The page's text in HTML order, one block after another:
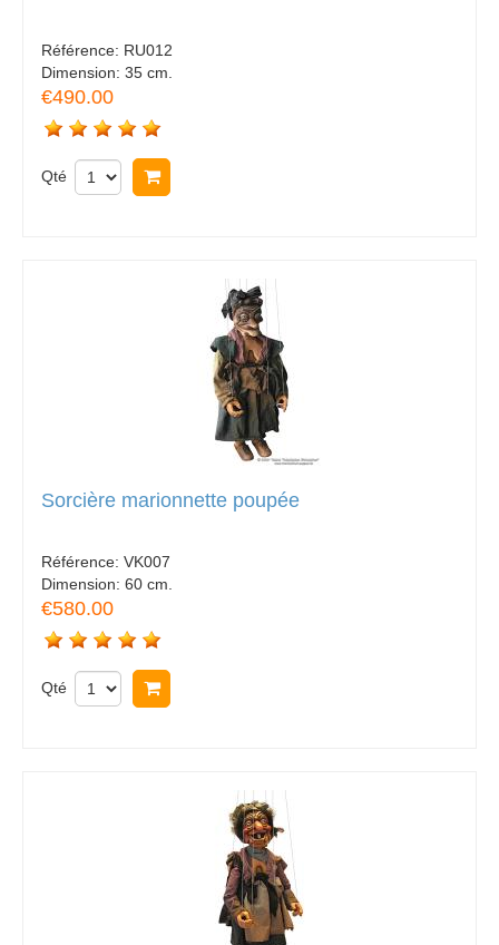
Référence: RU012
Dimension: 35 cm.
€490.00
Qté
Sorcière marionnette poupée
Référence: VK007
Dimension: 60 cm.
€580.00
Qté